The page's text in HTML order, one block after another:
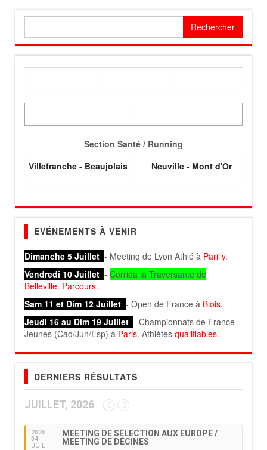
Section Santé / Running
Villefranche - Beaujolais
Neuville - Mont d'Or
EVÉNEMENTS À VENIR
Dimanche 5 Juillet - Meeting de Lyon Athlé à Parilly.
Vendredi 10 Juillet - Corrida la Traversante de
Belleville. Parcours.
Sam 11 et Dim 12 Juillet - Open de France à Blois.
Jeudi 16 au Dim 19 Juillet - Championnats de France
Jeunes (Cad/Jun/Esp) à Paris. Athlètes qualifiables.
DERNIERS RÉSULTATS
JUILLET, 2026
2026
04
JUIL
MEETING DE SÉLECTION AUX EUROPE /
MEETING DE DÉCINES